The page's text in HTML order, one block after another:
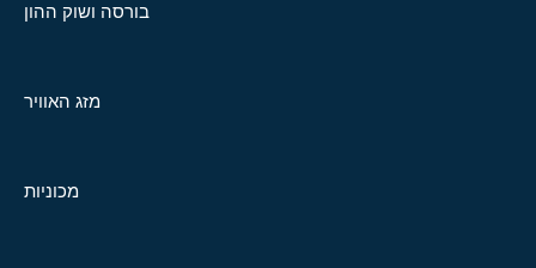
בורסה ושוק ההון
מזג האוויר
מכוניות